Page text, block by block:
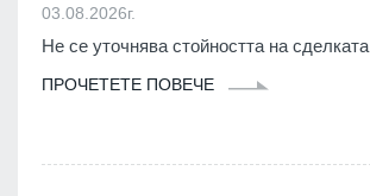
03.08.2026г.
Не се уточнява стойността на сделката
ПРОЧЕТЕТЕ ПОВЕЧЕ